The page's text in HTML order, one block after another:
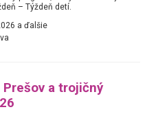
– Týždeň detí.
a ďalšie
Prešov a trojičný